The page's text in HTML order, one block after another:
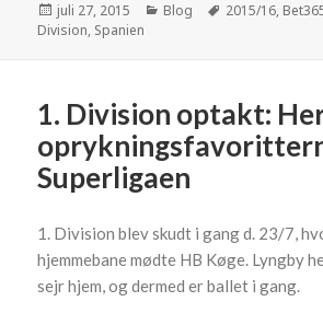
Udgivet
i
juli 27, 2015 Kategorier
Blog Tags
2015/16,
Division, Spanien
1. Division optakt:
Superligaen
1. Division blev skudt i gang d. 23/7,
hjemmebane mødte HB Køge. Lyngby
sejr hjem, og dermed er ballet i gang.